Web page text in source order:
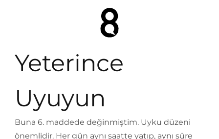
Yeterince
Uyuyun
Buna 6. maddede değinmiştim. Uyku düzeni
önemlidir. Her gün aynı saatte yatıp, aynı süre